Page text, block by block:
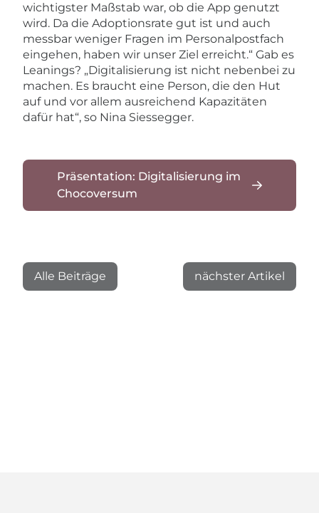
wichtigster Maßstab war, ob die App genutzt
wird. Da die Adoptionsrate gut ist und auch
messbar weniger Fragen im Personalpostfach
eingehen, haben wir unser Ziel erreicht.“ Gab es
Leanings? „Digitalisierung ist nicht nebenbei zu
machen. Es braucht eine Person, die den Hut
auf und vor allem ausreichend Kapazitäten
dafür hat“, so Nina Siessegger.
Präsentation: Digitalisierung im
Chocoversum
Alle Beiträge nächster Artikel